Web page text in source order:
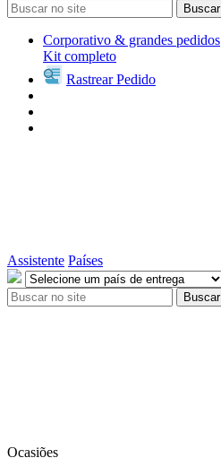
Buscar
Corporativo & grandes pedidos
Kit completo
Rastrear Pedido
Assistente Países
Buscar
Ocasiões